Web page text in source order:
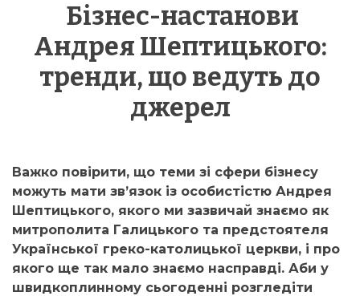
Бізнес-настанови
Андрея Шептицького:
тренди, що ведуть до
джерел
Важко повірити, що теми зі сфери бізнесу
можуть мати зв’язок із особистістю Андрея
Шептицького, якого ми зазвичай знаємо як
митрополита Галицького та предстоятеля
Української греко-католицької церкви, і про
якого ще так мало знаємо насправді. Аби у
швидкоплинному сьогоденні розгледіти